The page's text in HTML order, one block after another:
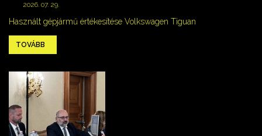
2026. 07. 29.
Használt gépjármű értékesítése Volkswagen Tiguan
TOVÁBB